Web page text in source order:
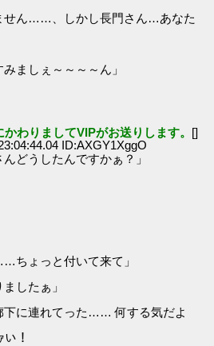
せん……、しかし長門さん…あなた
ましぇ～～～～ん」
かわりましてVIPがお送りします。 []
ID:AXGY1XggO
どうしたんですかぁ？」
ちょっと付いて来て」
したぁ」
下に連れてった…… 何する気だよ
！